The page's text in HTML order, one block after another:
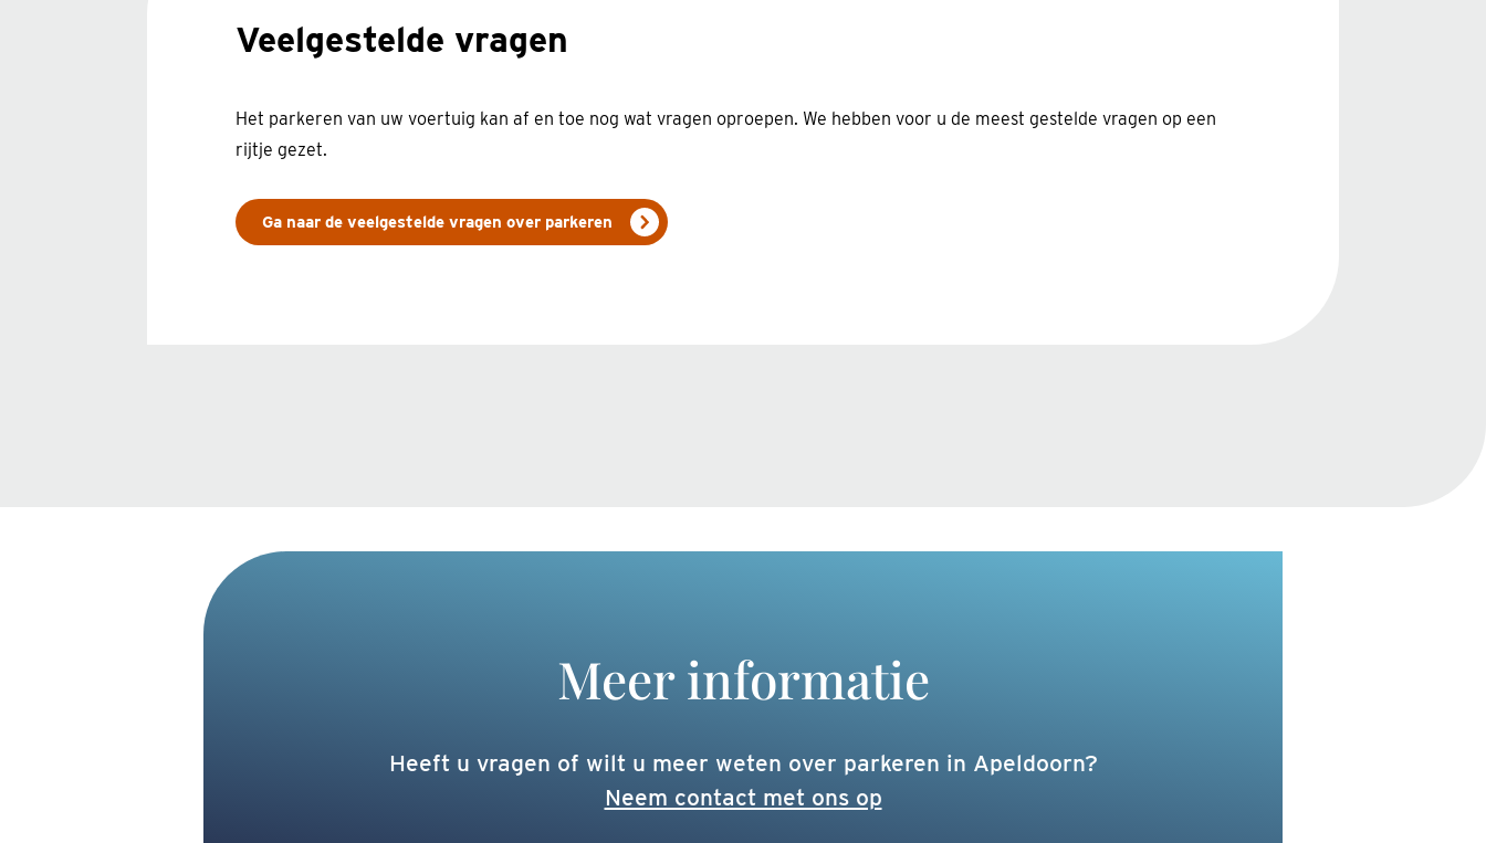
Veelgestelde vragen
Het parkeren van uw voertuig kan af en toe nog wat vragen oproepen. We hebben voor u de meest gestelde vragen op een
rijtje gezet.
Ga naar de veelgestelde vragen over parkeren
Meer informatie
Heeft u vragen of wilt u meer weten over parkeren in Apeldoorn?
Neem contact met ons op